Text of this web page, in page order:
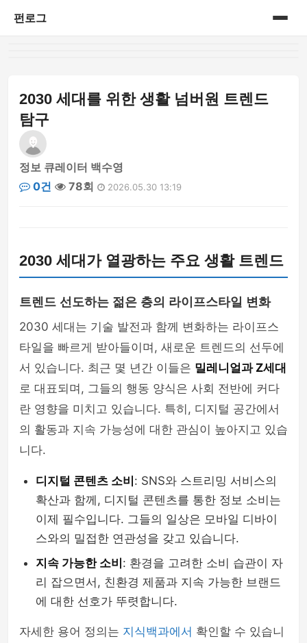
펀로그
2030 세대를 위한 생활 넘버원 트렌드
탐구
정보 큐레이터 백수영
0건
78회 2026.05.30 13:19
2030 세대가 열광하는 주요 생활 트렌드
트렌드 선도하는 젊은 층의 라이프스타일 변화
2030 세대는 기술 발전과 함께 변화하는 라이프스
타일을 빠르게 받아들이며, 새로운 트렌드의 선두에
서 있습니다. 최근 몇 년간 이들은 밀레니얼과 Z세대
로 대표되며, 그들의 행동 양식은 사회 전반에 커다
란 영향을 미치고 있습니다. 특히, 디지털 공간에서
의 활동과 지속 가능성에 대한 관심이 높아지고 있습
니다.
디지털 콘텐츠 소비 : SNS와 스트리밍 서비스의
확산과 함께, 디지털 콘텐츠를 통한 정보 소비는
이제 필수입니다. 그들의 일상은 모바일 디바이
스와의 밀접한 연관성을 갖고 있습니다.
지속 가능한 소비 : 환경을 고려한 소비 습관이 자
리 잡으면서, 친환경 제품과 지속 가능한 브랜드
에 대한 선호가 뚜렷합니다.
자세한 용어 정의는 지식백과에서 확인할 수 있습니